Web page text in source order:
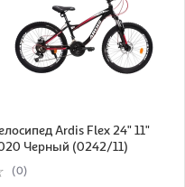
Ardis Flex 24" 11"
Черный (0242/11)
(0)